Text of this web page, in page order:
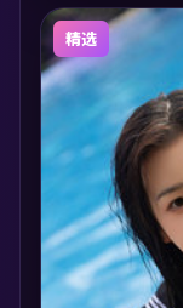
精选